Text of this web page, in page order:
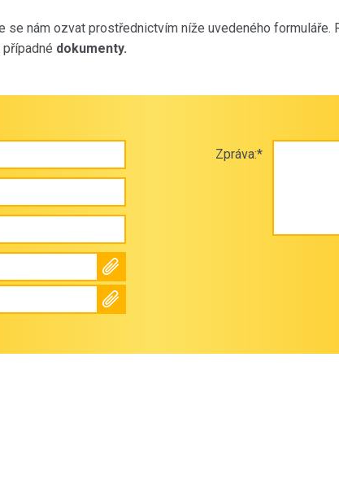
se nám ozvat prostřednictvím níže uvedeného formuláře.
dokumenty.
Zpráva:*